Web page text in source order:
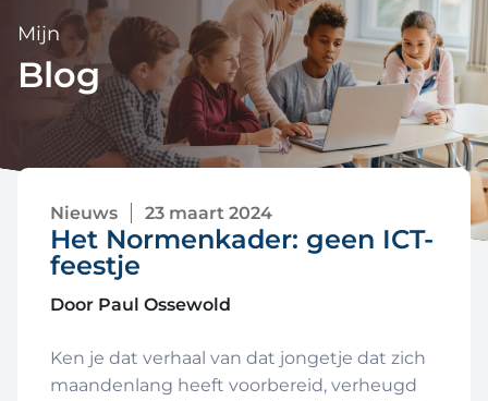
Mijn
Blog
Nieuws 23 maart 2024
Het Normenkader: geen ICT-
feestje
Door Paul Ossewold
Ken je dat verhaal van dat jongetje dat zich
maandenlang heeft voorbereid, verheugd